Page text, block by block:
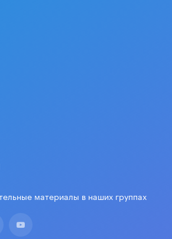
материалы в наших группах